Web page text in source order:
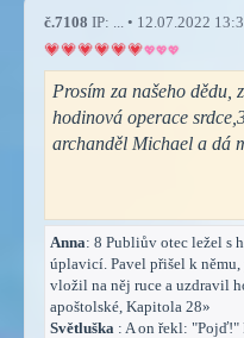
č.7108 IP: ... • 12.07.2022
Prosím za našeho dědu,
hodinová operace
archanděl Michael a dá
Anna: 8 Publiův otec ležel s
úplavicí. Pavel přišel k němu,
vložil na něj ruce a uzdravil
apoštolské, Kapitola 28»
Světluška : A on řekl: "Pojď!"